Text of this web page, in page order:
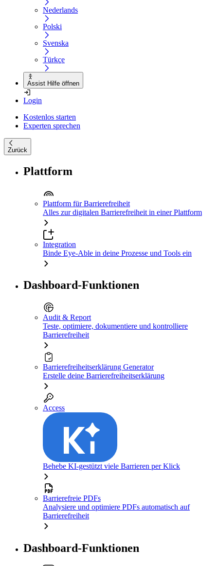
Nederlands
Polski
Svenska
Türkçe
Assist Hilfe öffnen
Login
Kostenlos starten
Experten sprechen
Zurück
Plattform
Plattform für Barrierefreiheit
Alles zur digitalen Barrierefreiheit in einer Plattform
Integration
Binde Eye-Able in deine Prozesse und Tools ein
Dashboard-Funktionen
Audit & Report
Teste, optimiere, dokumentiere und kontrolliere
Barrierefreiheit
Barrierefreiheitserklärung Generator
Erstelle deine Barrierefreiheitserklärung
Access
Behebe KI-gestützt viele Barrieren per Klick
Barrierefreie PDFs
Analysiere und optimiere PDFs automatisch auf
Barrierefreiheit
Dashboard-Funktionen